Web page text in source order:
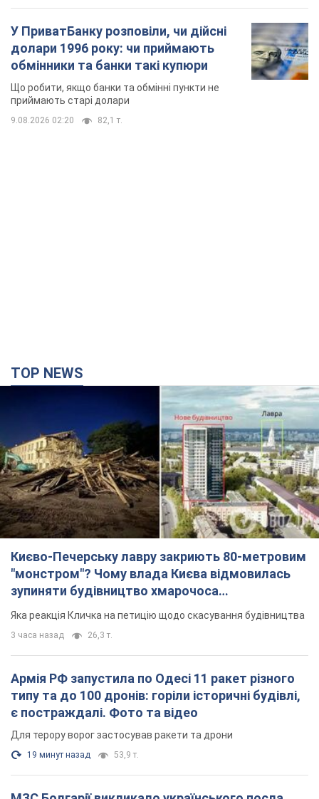
У ПриватБанку розповіли, чи дійсні
долари 1996 року: чи приймають
обмінники та банки такі купюри
Що робити, якщо банки та обмінні пункти не
приймають старі долари
9.08.2026 02:20 82,1 т.
TOP NEWS
Києво-Печерську лавру закриють 80-метровим
"монстром"? Чому влада Києва відмовилась
зупиняти будівництво хмарочоса
"московського вірянина"
Яка реакція Кличка на петицію щодо скасування будівництва
3 часа назад 26,3 т.
Армія РФ запустила по Одесі 11 ракет різного
типу та до 100 дронів: горіли історичні будівлі,
є постраждалі. Фото та відео
Для терору ворог застосував ракети та дрони
19 минут назад 53,9 т.